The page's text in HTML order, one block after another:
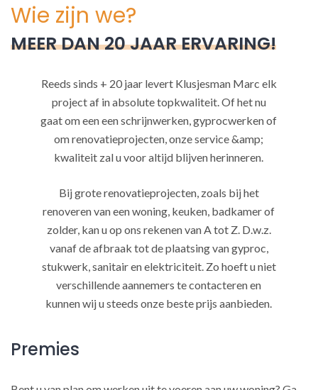
Wie zijn we?
MEER DAN 20 JAAR ERVARING!
Reeds sinds + 20 jaar levert Klusjesman Marc elk
project af in absolute topkwaliteit. Of het nu
gaat om een een schrijnwerken, gyprocwerken of
om renovatieprojecten, onze service &amp;
kwaliteit zal u voor altijd blijven herinneren.
Bij grote renovatieprojecten, zoals bij het
renoveren van een woning, keuken, badkamer of
zolder, kan u op ons rekenen van A tot Z. D.w.z.
vanaf de afbraak tot de plaatsing van gyproc,
stukwerk, sanitair en elektriciteit. Zo hoeft u niet
verschillende aannemers te contacteren en
kunnen wij u steeds onze beste prijs aanbieden.
Premies